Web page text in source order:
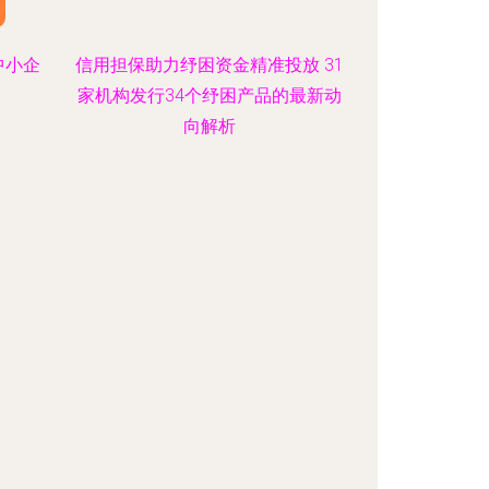
小企
信用担保助力纾困资金精准投放 31
家机构发行34个纾困产品的最新动
向解析